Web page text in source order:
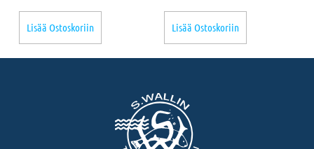
Lisää Ostoskoriin Lisää Ostoskoriin